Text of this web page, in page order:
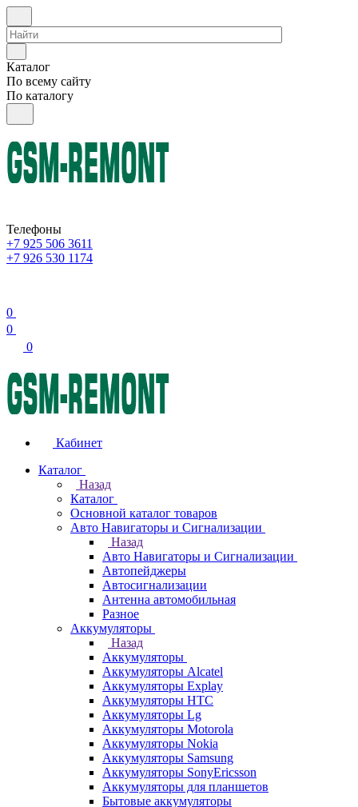
Каталог
По всему сайту
По каталогу
Телефоны
+7 925 506 3611
+7 926 530 1174
0
0
0
Кабинет
Каталог
Назад
Каталог
Основной каталог товаров
Авто Навигаторы и Сигнализации
Назад
Авто Навигаторы и Сигнализации
Автопейджеры
Автосигнализации
Антенна автомобильная
Разное
Аккумуляторы
Назад
Аккумуляторы
Аккумуляторы Alcatel
Аккумуляторы Explay
Аккумуляторы HTC
Аккумуляторы Lg
Аккумуляторы Motorola
Аккумуляторы Nokia
Аккумуляторы Samsung
Аккумуляторы SonyEricsson
Аккумуляторы для планшетов
Бытовые аккумуляторы